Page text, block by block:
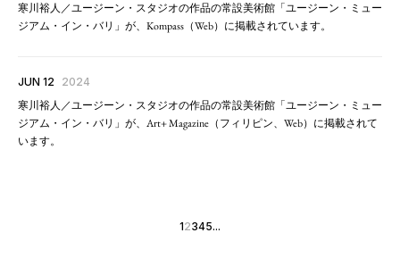
寒川裕人／ユージーン・スタジオの作品の常設美術館「ユージーン・ミュー
ジアム・イン・バリ」が、Kompass（Web）に掲載されています。
JUN 12 2024
寒川裕人／ユージーン・スタジオの作品の常設美術館「ユージーン・ミュー
ジアム・イン・バリ」が、Art+ Magazine（フィリピン、Web）に掲載されて
います。
12345...